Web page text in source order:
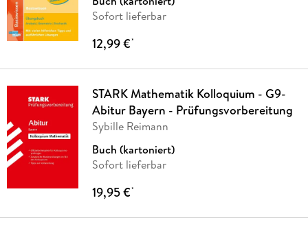
Sofort lieferbar
12,99 €*
STARK Mathematik Kolloquium - G9-
Abitur Bayern - Prüfungsvorbereitung
Sybille Reimann
Buch (kartoniert)
Sofort lieferbar
19,95 €*